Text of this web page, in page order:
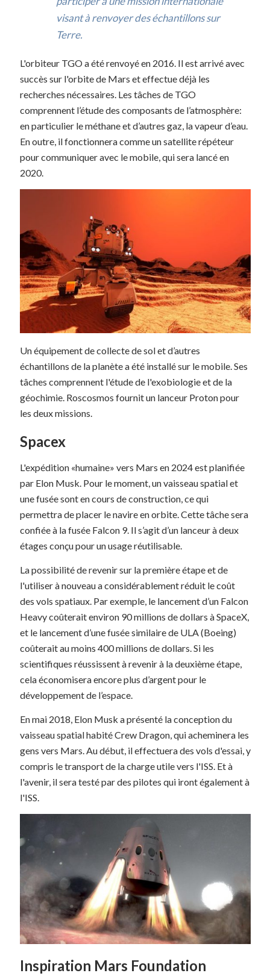
visant à renvoyer des échantillons sur
Terre.
L'orbiteur TGO a été renvoyé en 2016. Il est arrivé avec
succès sur l'orbite de Mars et effectue déjà les
recherches nécessaires. Les tâches de TGO
comprennent l’étude des composants de l’atmosphère:
en particulier le méthane et d’autres gaz, la vapeur d’eau.
En outre, il fonctionnera comme un satellite répéteur
pour communiquer avec le mobile, qui sera lancé en
2020.
Un équipement de collecte de sol et d’autres
échantillons de la planète a été installé sur le mobile. Ses
tâches comprennent l'étude de l'exobiologie et de la
géochimie. Roscosmos fournit un lanceur Proton pour
les deux missions.
Spacex
L'expédition «humaine» vers Mars en 2024 est planifiée
par Elon Musk. Pour le moment, un vaisseau spatial et
une fusée sont en cours de construction, ce qui
permettra de placer le navire en orbite. Cette tâche sera
confiée à la fusée Falcon 9. Il s’agit d’un lanceur à deux
étages conçu pour un usage réutilisable.
La possibilité de revenir sur la première étape et de
l'utiliser à nouveau a considérablement réduit le coût
des vols spatiaux. Par exemple, le lancement d’un Falcon
Heavy coûterait environ 90 millions de dollars à SpaceX,
et le lancement d’une fusée similaire de ULA (Boeing)
coûterait au moins 400 millions de dollars. Si les
scientifiques réussissent à revenir à la deuxième étape,
cela économisera encore plus d’argent pour le
développement de l’espace.
En mai 2018, Elon Musk a présenté la conception du
vaisseau spatial habité Crew Dragon, qui acheminera les
gens vers Mars. Au début, il effectuera des vols d'essai, y
compris le transport de la charge utile vers l'ISS. Et à
l'avenir, il sera testé par des pilotes qui iront également à
l'ISS.
Inspiration Mars Foundation